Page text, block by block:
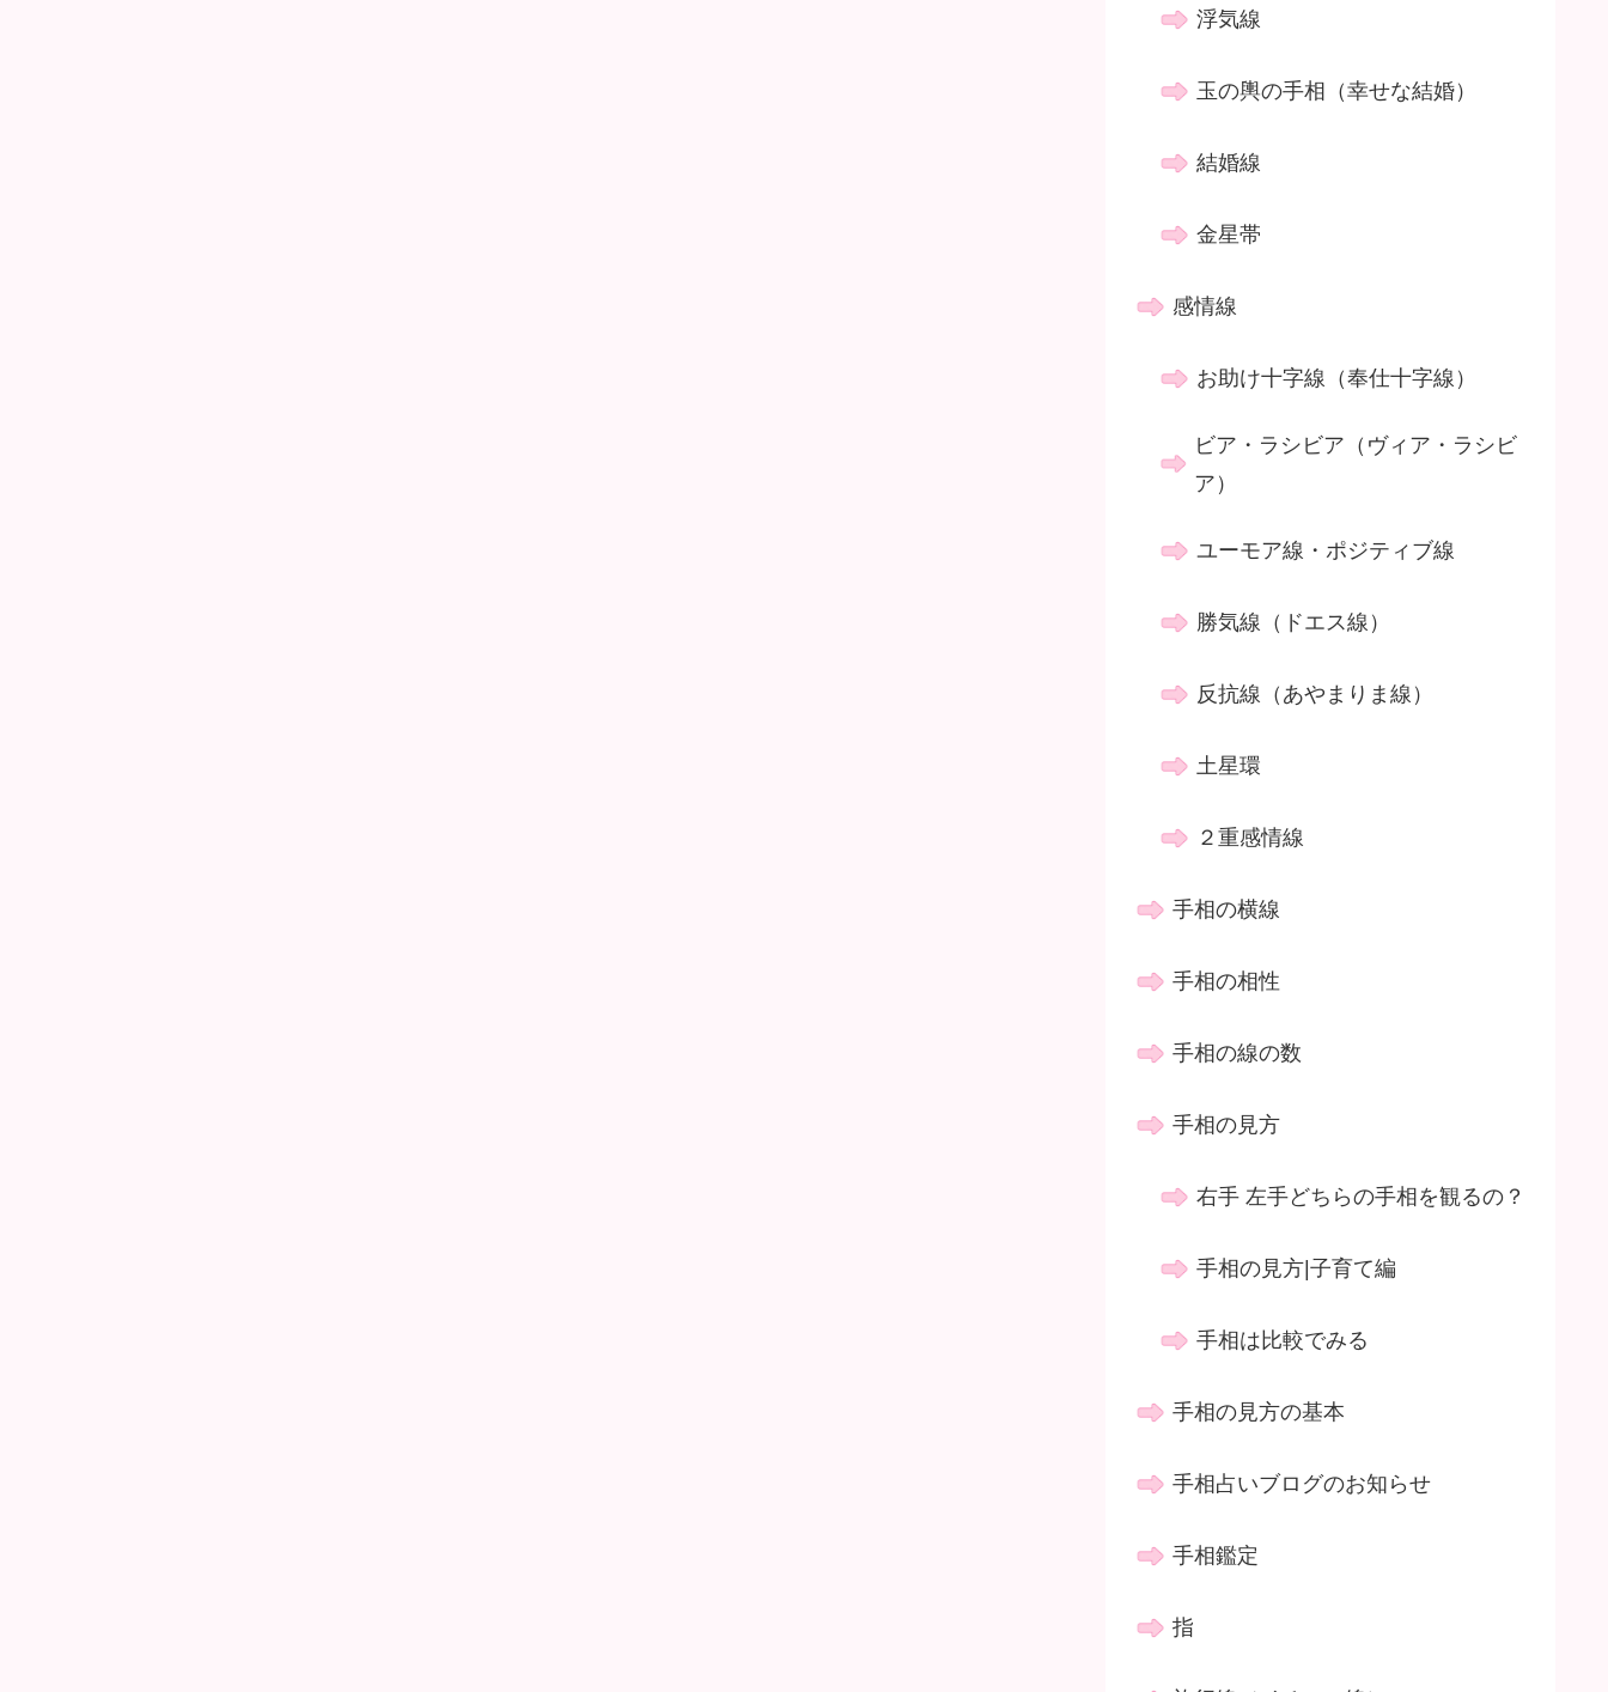
浮気線
玉の輿の手相（幸せな結婚）
結婚線
金星帯
感情線
お助け十字線（奉仕十字線）
ビア・ラシビア（ヴィア・ラシビ
ア）
ユーモア線・ポジティブ線
勝気線（ドエス線）
反抗線（あやまりま線）
土星環
２重感情線
手相の横線
手相の相性
手相の線の数
手相の見方
右手 左手どちらの手相を観るの？
手相の見方|子育て編
手相は比較でみる
手相の見方の基本
手相占いブログのお知らせ
手相鑑定
指